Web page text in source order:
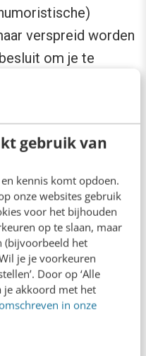
gebruik van
kennis komt opdoen.
onze websites gebruik
voor het bijhouden
op te slaan, maar
(bijvoorbeeld het
je je voorkeuren
Door op ‘Alle
je akkoord met het
in onze
verspreid worden
om je te
ook automatisch
Win-win!
om een goede,
te stellen bij de
manier is de kans
klikken als je in
de categorieën
advertenties te